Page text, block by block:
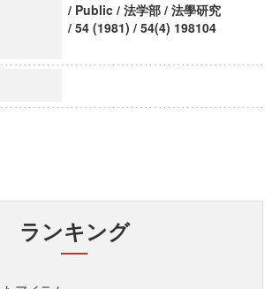
/ Public / 法学部 / 法學研究
/ 54 (1981) / 54(4) 198104
ランキング